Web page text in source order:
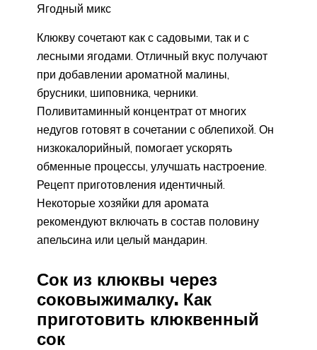
Ягодный микс
Клюкву сочетают как с садовыми, так и с
лесными ягодами. Отличный вкус получают
при добавлении ароматной малины,
брусники, шиповника, черники.
Поливитаминный концентрат от многих
недугов готовят в сочетании с облепихой. Он
низкокалорийный, помогает ускорять
обменные процессы, улучшать настроение.
Рецепт приготовления идентичный.
Некоторые хозяйки для аромата
рекомендуют включать в состав половину
апельсина или целый мандарин.
Сок из клюквы через
соковыжималку. Как
приготовить клюквенный
сок